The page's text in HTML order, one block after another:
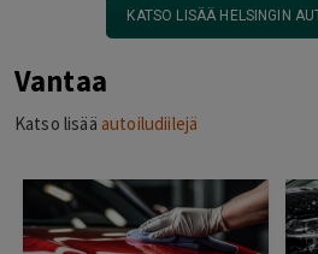
KATSO LISÄÄ HELSINGIN
Vantaa
Katso lisää autoiludiilejä